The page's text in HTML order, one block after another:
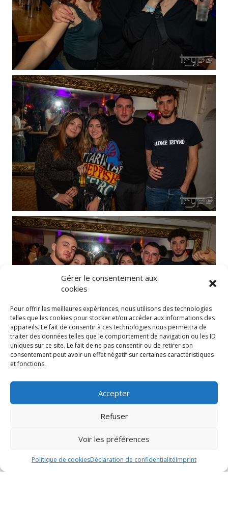
Gérer le consentement aux
cookies
Pour offrir les meilleures expériences, nous utilisons des technologies
telles que les cookies pour stocker et/ou accéder aux informations des
appareils. Le fait de consentir à ces technologies nous permettra de
traiter des données telles que le comportement de navigation ou les ID
uniques sur ce site. Le fait de ne pas consentir ou de retirer son
consentement peut avoir un effet négatif sur certaines caractéristiques
et fonctions.
Accepter
Refuser
Voir les préférences
Politique de cookiesDéclaration de confidentialitéImprint